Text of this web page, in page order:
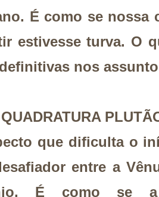
É como se nossa
estivesse turva. O
nos
que dificulta o
entre a
É como se